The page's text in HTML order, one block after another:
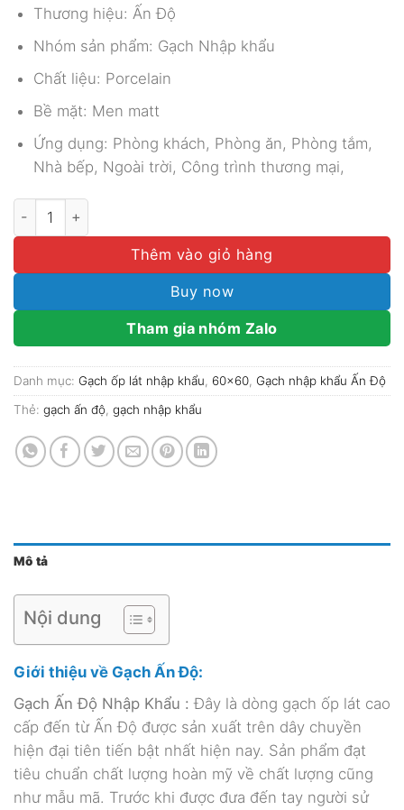
Thương hiệu: Ấn Độ
Nhóm sản phẩm: Gạch Nhập khẩu
Chất liệu: Porcelain
Bề mặt: Men matt
Ứng dụng: Phòng khách, Phòng ăn, Phòng tắm,
Nhà bếp, Ngoài trời, Công trình thương mại,
GẠCH NHẬP KHẨU ẤN ĐỘ 60X60 MÃ BA8854M số lượng
Thêm vào giỏ hàng
Buy now
Tham gia nhóm Zalo
Danh mục: Gạch ốp lát nhập khẩu 60x60 Gạch nhập khẩu Ấn Độ
Thẻ: gạch ấn độ gạch nhập khẩu
Mô tả
Nội dung
Giới thiệu về Gạch Ấn Độ:
Gạch Ấn Độ Nhập Khẩu : Đây là dòng gạch ốp lát cao
cấp đến từ Ấn Độ được sản xuất trên dây chuyền
hiện đại tiên tiến bật nhất hiện nay. Sản phẩm đạt
tiêu chuẩn chất lượng hoàn mỹ về chất lượng cũng
như mẫu mã. Trước khi được đưa đến tay người sử